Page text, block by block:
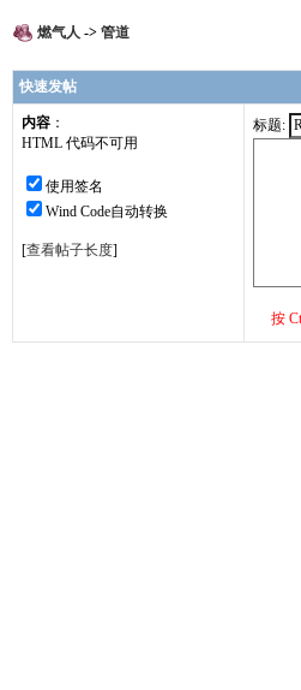
燃气人 -> 管道
快速发帖
内容 ：
HTML 代码不可用
使用签名
Wind Code自动转换
[查看帖子长度]
标题:
按